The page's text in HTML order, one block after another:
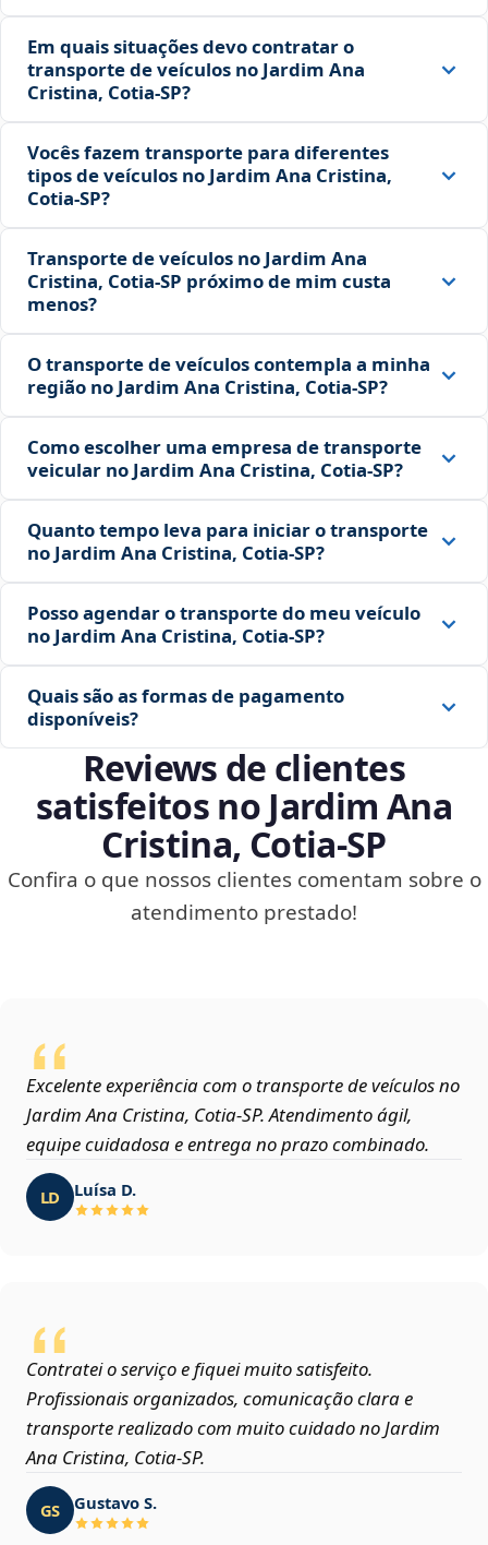
Em quais situações devo contratar o
transporte de veículos no Jardim Ana
Cristina, Cotia‑SP?
Vocês fazem transporte para diferentes
tipos de veículos no Jardim Ana Cristina,
Cotia‑SP?
Transporte de veículos no Jardim Ana
Cristina, Cotia‑SP próximo de mim custa
menos?
O transporte de veículos contempla a minha
região no Jardim Ana Cristina, Cotia‑SP?
Como escolher uma empresa de transporte
veicular no Jardim Ana Cristina, Cotia‑SP?
Quanto tempo leva para iniciar o transporte
no Jardim Ana Cristina, Cotia‑SP?
Posso agendar o transporte do meu veículo
no Jardim Ana Cristina, Cotia‑SP?
Quais são as formas de pagamento
disponíveis?
Reviews de clientes
satisfeitos no Jardim Ana
Cristina, Cotia‑SP
Confira o que nossos clientes comentam sobre o
atendimento prestado!
Excelente experiência com o transporte de veículos no
Jardim Ana Cristina, Cotia‑SP. Atendimento ágil,
equipe cuidadosa e entrega no prazo combinado.
LD Luísa D.
Contratei o serviço e fiquei muito satisfeito.
Profissionais organizados, comunicação clara e
transporte realizado com muito cuidado no Jardim
Ana Cristina, Cotia‑SP.
GS Gustavo S.